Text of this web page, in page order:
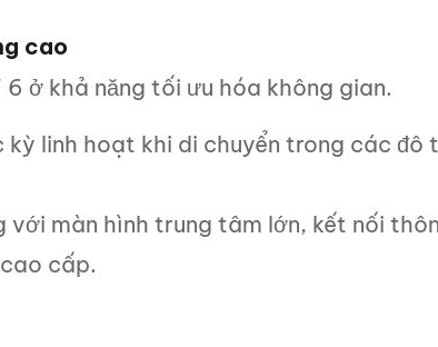
cao
ở khả năng tối ưu hóa không gian.
kỳ linh hoạt khi di chuyển trong các đô
với màn hình trung tâm lớn, kết nối
cấp.